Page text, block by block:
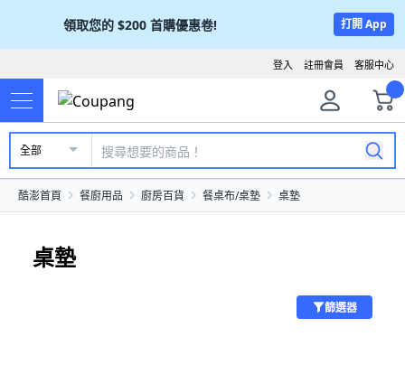
領取您的 $200 首購優惠卷! 打開 App
客服中心
註冊會員
登入
全部
酷澎首頁 餐廚用品 廚房百貨 餐桌布/桌墊 桌墊
桌墊
篩選器